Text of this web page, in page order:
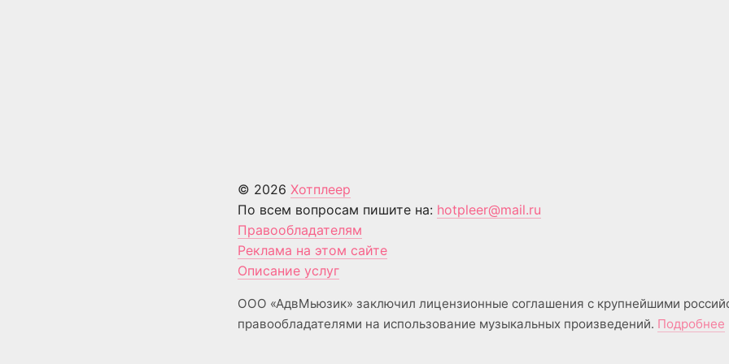
© 2026 Хотплеер
По всем вопросам пишите на: hotpleer@mail.ru
Правообладателям
Реклама на этом сайте
Описание услуг
ООО «АдвМьюзик» заключил лицензионные соглашения с крупнейшими
правообладателями на использование музыкальных произведений. Подробнее